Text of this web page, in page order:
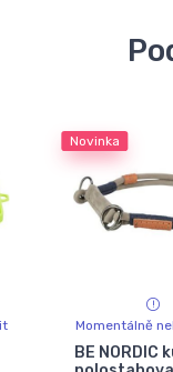
Novinka
Momentálně
BE NORDIC